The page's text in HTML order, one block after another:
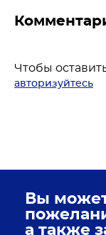
Чтобы
авторизуйтесь
Вы
а также